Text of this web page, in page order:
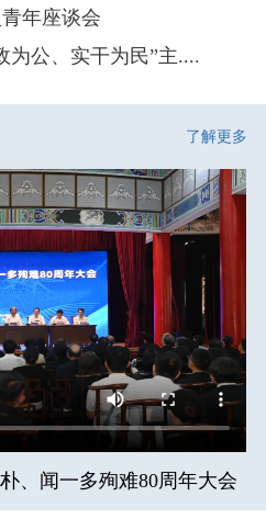
年座谈会
为公、实干为民”主....
了解更多
、闻一多殉难80周年大会